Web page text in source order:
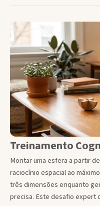
Treinamento
Montar uma esfera a partir
raciocínio espacial ao
três dimensões enquanto
precisa. Este desafio expert